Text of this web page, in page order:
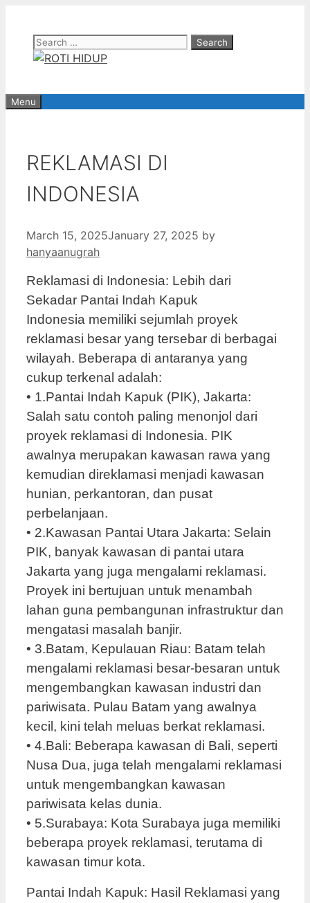
contentSearch
for:
Menu
REKLAMASI DI
INDONESIA
March 15, 2025January 27, 2025 by
hanyaanugrah
Reklamasi di Indonesia: Lebih dari
Sekadar Pantai Indah Kapuk
Indonesia memiliki sejumlah proyek
reklamasi besar yang tersebar di berbagai
wilayah. Beberapa di antaranya yang
cukup terkenal adalah:
• 1.Pantai Indah Kapuk (PIK), Jakarta:
Salah satu contoh paling menonjol dari
proyek reklamasi di Indonesia. PIK
awalnya merupakan kawasan rawa yang
kemudian direklamasi menjadi kawasan
hunian, perkantoran, dan pusat
perbelanjaan.
• 2.Kawasan Pantai Utara Jakarta: Selain
PIK, banyak kawasan di pantai utara
Jakarta yang juga mengalami reklamasi.
Proyek ini bertujuan untuk menambah
lahan guna pembangunan infrastruktur dan
mengatasi masalah banjir.
• 3.Batam, Kepulauan Riau: Batam telah
mengalami reklamasi besar-besaran untuk
mengembangkan kawasan industri dan
pariwisata. Pulau Batam yang awalnya
kecil, kini telah meluas berkat reklamasi.
• 4.Bali: Beberapa kawasan di Bali, seperti
Nusa Dua, juga telah mengalami reklamasi
untuk mengembangkan kawasan
pariwisata kelas dunia.
• 5.Surabaya: Kota Surabaya juga memiliki
beberapa proyek reklamasi, terutama di
kawasan timur kota.
Pantai Indah Kapuk: Hasil Reklamasi yang